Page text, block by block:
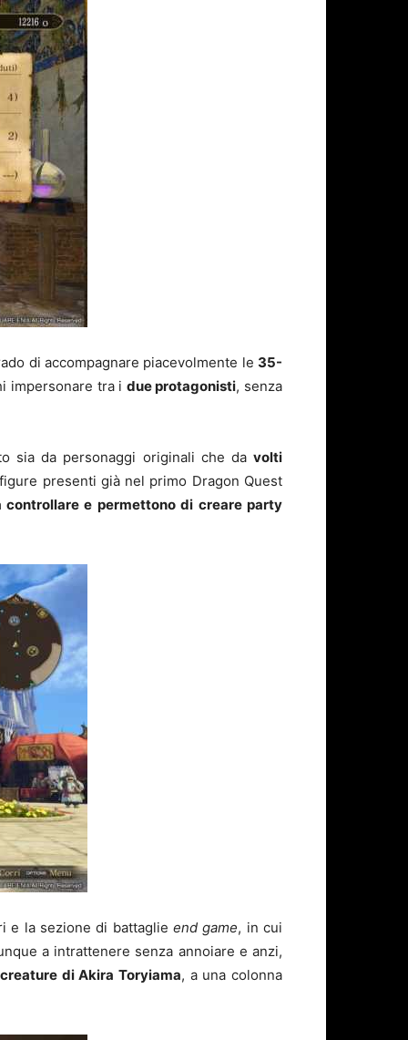
di accompagnare piacevolmente le 35-
impersonare tra i due protagonisti, senza
sia da personaggi originali che davolti
presenti già nel primo Dragon Quest
e permettono di creare party
e la sezione di battaglie end game, in cui
a intrattenere senza annoiare e anzi,
di Akira Toryiama, a una colonna